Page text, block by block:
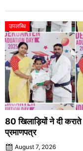
उपलब्धि
80 खिलाड़ियों ने दी
प्रमाणपत्र
August 7, 2026